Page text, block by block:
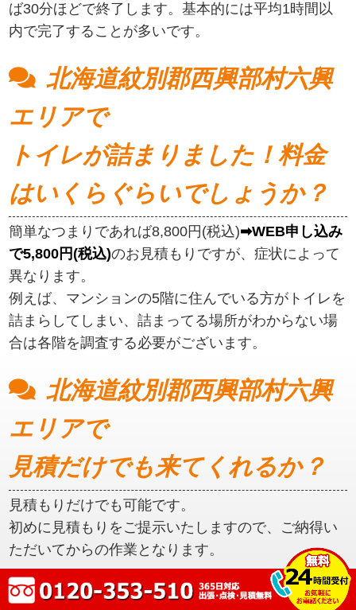
ば30分ほどで終了します。基本的には平均1時間以
内で完了することが多いです。
北海道紋別郡西興部村六興
エリアで
トイレが詰まりました！料金
はいくらぐらいでしょうか？
簡単なつまりであれば8,800円(税込)➡WEB申し込み
で5,800円(税込)のお見積もりですが、症状によって
異なります。
例えば、マンションの5階に住んでいる方がトイレを
詰まらしてしまい、詰まってる場所がわからない場
合は各階を調査する必要がございます。
北海道紋別郡西興部村六興
エリアで
見積だけでも来てくれるか？
見積もりだけでも可能です。
初めに見積もりをご提示いたしますので、ご納得い
ただいてからの作業となります。
北海道紋別郡西興部村六興